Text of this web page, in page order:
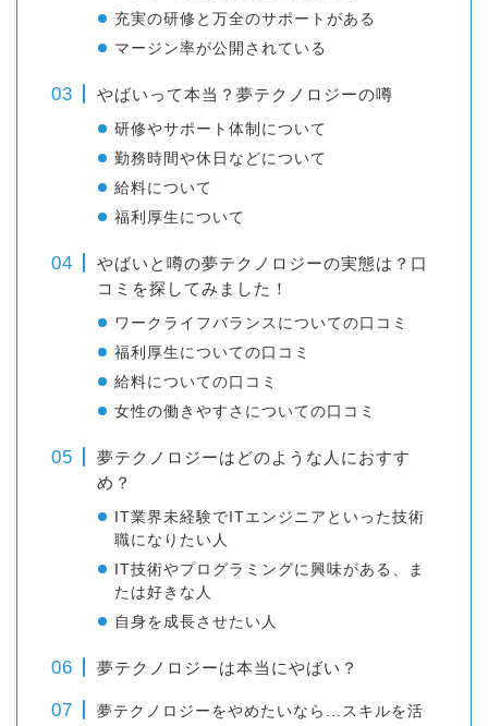
充実の研修と万全のサポートがある
マージン率が公開されている
やばいって本当？夢テクノロジーの噂
研修やサポート体制について
勤務時間や休日などについて
給料について
福利厚生について
やばいと噂の夢テクノロジーの実態は？口
コミを探してみました！
ワークライフバランスについての口コミ
福利厚生についての口コミ
給料についての口コミ
女性の働きやすさについての口コミ
夢テクノロジーはどのような人におすす
め？
IT業界未経験でITエンジニアといった技術
職になりたい人
IT技術やプログラミングに興味がある、ま
たは好きな人
自身を成長させたい人
夢テクノロジーは本当にやばい？
夢テクノロジーをやめたいなら...スキルを活